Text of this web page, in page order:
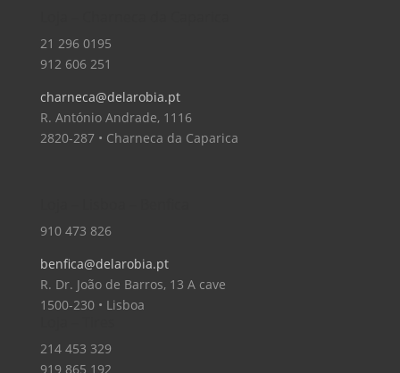
21 296 0195
912 606 251
charneca@delarobia.pt
R. António Andrade, 1116
2820-287 • Charneca da Caparica
910 473 826
benfica@delarobia.pt
R. Dr. João de Barros, 13 A cave
1500-230 • Lisboa
214 453 329
919 865 192